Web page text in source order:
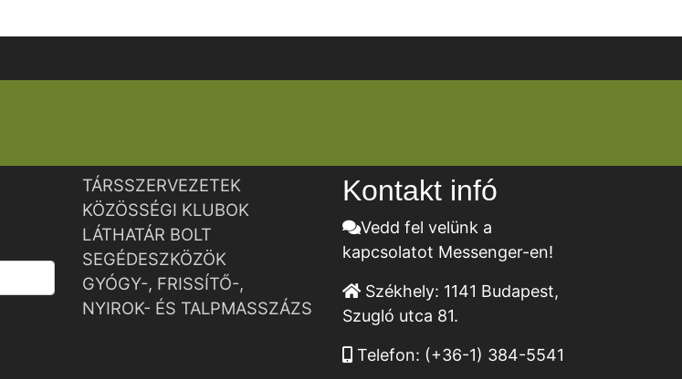
TÁRSSZERVEZETEK
KÖZÖSSÉGI KLUBOK
LÁTHATÁR BOLT
SEGÉDESZKÖZÖK
GYÓGY-, FRISSÍTŐ-,
NYIROK- ÉS TALPMASSZÁZS
Kontakt infó
Vedd fel velünk a
kapcsolatot Messenger-en!
Székhely: 1141 Budapest,
Szugló utca 81.
Telefon: (+36-1) 384-5541